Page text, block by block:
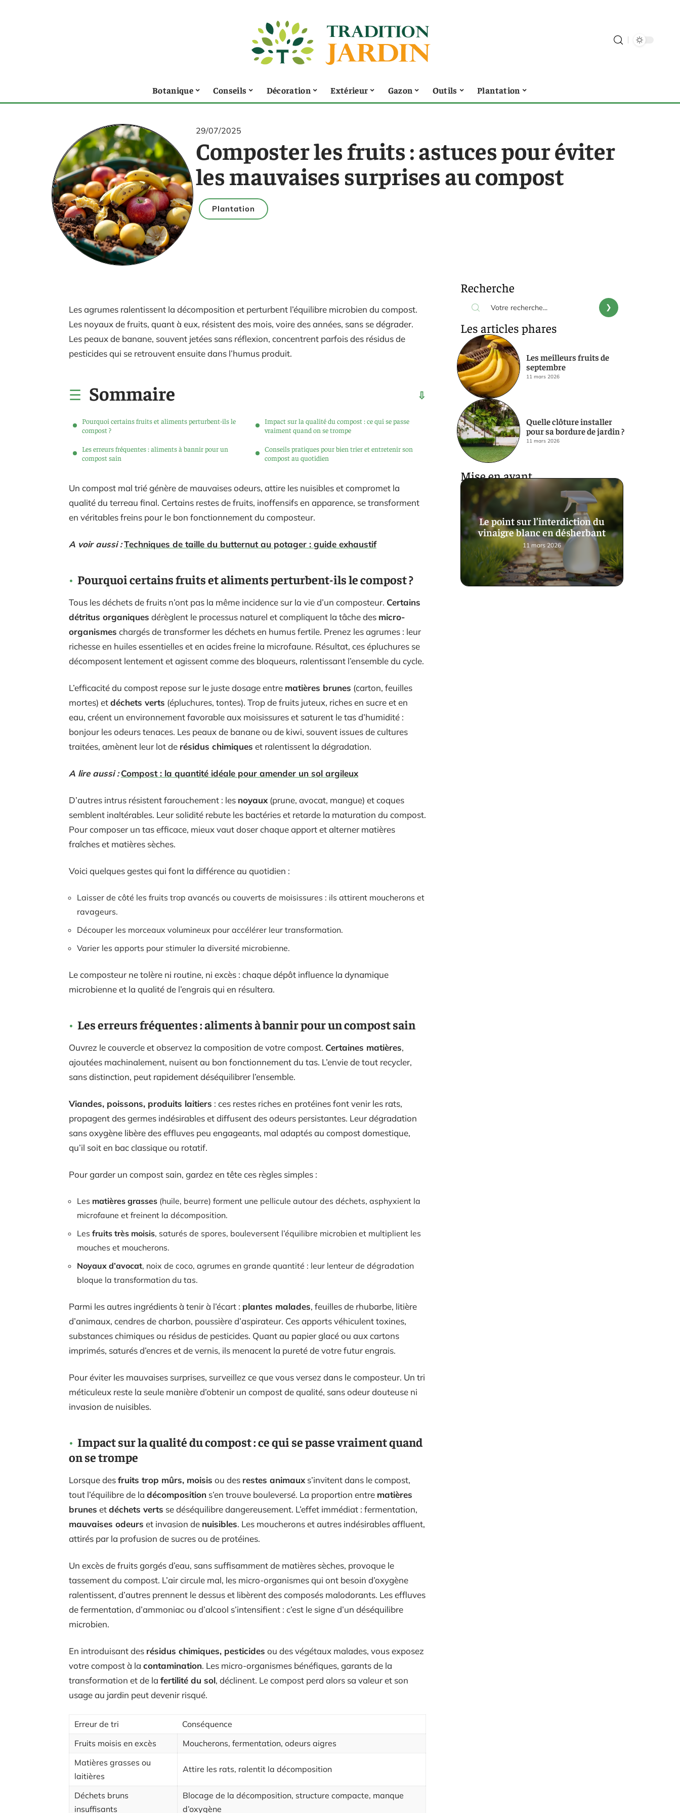
Botanique Conseils Décoration Extérieur Gazon Outils Plantation
29/07/2025
Composter les fruits : astuces pour éviter
les mauvaises surprises au compost
Plantation
Les agrumes ralentissent la décomposition et perturbent l’équilibre microbien du compost.
Les noyaux de fruits, quant à eux, résistent des mois, voire des années, sans se dégrader.
Les peaux de banane, souvent jetées sans réflexion, concentrent parfois des résidus de
pesticides qui se retrouvent ensuite dans l’humus produit.
Sommaire
Pourquoi certains fruits et aliments perturbent-ils le
compost ?
Les erreurs fréquentes : aliments à bannir pour un
compost sain
Impact sur la qualité du compost : ce qui se passe
vraiment quand on se trompe
Conseils pratiques pour bien trier et entretenir son
compost au quotidien
Un compost mal trié génère de mauvaises odeurs, attire les nuisibles et compromet la
qualité du terreau final. Certains restes de fruits, inoffensifs en apparence, se transforment
en véritables freins pour le bon fonctionnement du composteur.
A voir aussi :Techniques de taille du butternut au potager : guide exhaustif
Pourquoi certains fruits et aliments perturbent-ils le compost ?
Tous les déchets de fruits n’ont pas la même incidence sur la vie d’un composteur. Certains
détritus organiques dérèglent le processus naturel et compliquent la tâche des micro-
organismes chargés de transformer les déchets en humus fertile. Prenez les agrumes : leur
richesse en huiles essentielles et en acides freine la microfaune. Résultat, ces épluchures se
décomposent lentement et agissent comme des bloqueurs, ralentissant l’ensemble du cycle.
L’efficacité du compost repose sur le juste dosage entre matières brunes (carton, feuilles
mortes) etdéchets verts (épluchures, tontes). Trop de fruits juteux, riches en sucre et en
eau, créent un environnement favorable aux moisissures et saturent le tas d’humidité :
bonjour les odeurs tenaces. Les peaux de banane ou de kiwi, souvent issues de cultures
traitées, amènent leur lot de résidus chimiques et ralentissent la dégradation.
A lire aussi : Compost : la quantité idéale pour amender un sol argileux
D’autres intrus résistent farouchement : les noyaux (prune, avocat, mangue) et coques
semblent inaltérables. Leur solidité rebute les bactéries et retarde la maturation du compost.
Pour composer un tas efficace, mieux vaut doser chaque apport et alterner matières
fraîches et matières sèches.
Voici quelques gestes qui font la différence au quotidien :
Laisser de côté les fruits trop avancés ou couverts de moisissures : ils attirent moucherons et
ravageurs.
Découper les morceaux volumineux pour accélérer leur transformation.
Varier les apports pour stimuler la diversité microbienne.
Le composteur ne tolère ni routine, ni excès : chaque dépôt influence la dynamique
microbienne et la qualité de l’engrais qui en résultera.
Les erreurs fréquentes : aliments à bannir pour un compost sain
Ouvrez le couvercle et observez la composition de votre compost. Certaines matières,
ajoutées machinalement, nuisent au bon fonctionnement du tas. L’envie de tout recycler,
sans distinction, peut rapidement déséquilibrer l’ensemble.
Viandes, poissons, produits laitiers : ces restes riches en protéines font venir les rats,
propagent des germes indésirables et diffusent des odeurs persistantes. Leur dégradation
sans oxygène libère des effluves peu engageants, mal adaptés au compost domestique,
qu’il soit en bac classique ou rotatif.
Pour garder un compost sain, gardez en tête ces règles simples :
Les matières grasses (huile, beurre) forment une pellicule autour des déchets, asphyxient la
microfaune et freinent la décomposition.
Les fruits très moisis, saturés de spores, bouleversent l’équilibre microbien et multiplient les
mouches et moucherons.
Noyaux d’avocat, noix de coco, agrumes en grande quantité : leur lenteur de dégradation
bloque la transformation du tas.
Parmi les autres ingrédients à tenir à l’écart : plantes malades, feuilles de rhubarbe, litière
d’animaux, cendres de charbon, poussière d’aspirateur. Ces apports véhiculent toxines,
substances chimiques ou résidus de pesticides. Quant au papier glacé ou aux cartons
imprimés, saturés d’encres et de vernis, ils menacent la pureté de votre futur engrais.
Pour éviter les mauvaises surprises, surveillez ce que vous versez dans le composteur. Un tri
méticuleux reste la seule manière d’obtenir un compost de qualité, sans odeur douteuse ni
invasion de nuisibles.
Impact sur la qualité du compost : ce qui se passe vraiment quand
on se trompe
Lorsque desfruits trop mûrs, moisis ou des restes animaux s’invitent dans le compost,
tout l’équilibre de la décomposition s’en trouve bouleversé. La proportion entre matières
brunes etdéchets verts se déséquilibre dangereusement. L’effet immédiat : fermentation,
mauvaises odeurs et invasion de nuisibles. Les moucherons et autres indésirables affluent,
attirés par la profusion de sucres ou de protéines.
Un excès de fruits gorgés d’eau, sans suffisamment de matières sèches, provoque le
tassement du compost. L’air circule mal, les micro-organismes qui ont besoin d’oxygène
ralentissent, d’autres prennent le dessus et libèrent des composés malodorants. Les effluves
de fermentation, d’ammoniac ou d’alcool s’intensifient : c’est le signe d’un déséquilibre
microbien.
En introduisant des résidus chimiques, pesticides ou des végétaux malades, vous exposez
votre compost à la contamination. Les micro-organismes bénéfiques, garants de la
transformation et de la fertilité du sol, déclinent. Le compost perd alors sa valeur et son
usage au jardin peut devenir risqué.
Erreur de tri
Conséquence
Fruits moisis en excès
Moucherons, fermentation, odeurs aigres
Matières grasses ou
laitières
Attire les rats, ralentit la décomposition
Déchets bruns
insuffisants
Blocage de la décomposition, structure compacte, manque
d’oxygène
Recherche
Les articles phares
Les meilleurs fruits de
septembre
11 mars 2026
Quelle clôture installer
pour sa bordure de jardin ?
11 mars 2026
Mise en avant
Le point sur l’interdiction du
vinaigre blanc en désherbant
11 mars 2026